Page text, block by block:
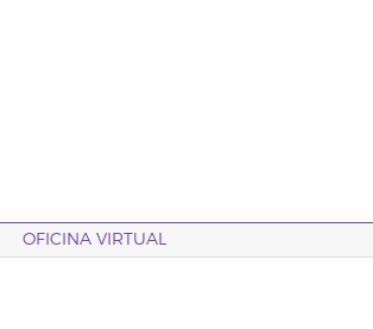
OFICINA VIRTUAL